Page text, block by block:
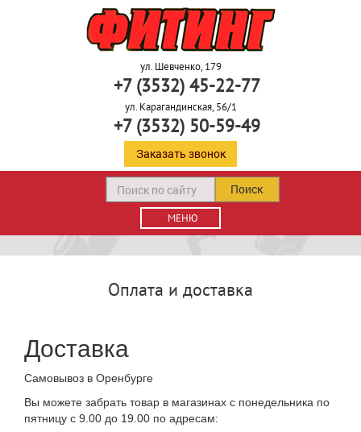
ул. Шевченко, 179
+7 (3532) 45-22-77
ул. Карагандинская, 56/1
+7 (3532) 50-59-49
Заказать звонок
МЕНЮ
Поиск
Оплата и доставка
Доставка
Самовывоз в Оренбурге
Вы можете забрать товар в магазинах с понедельника по
пятницу с 9.00 до 19.00 по адресам: